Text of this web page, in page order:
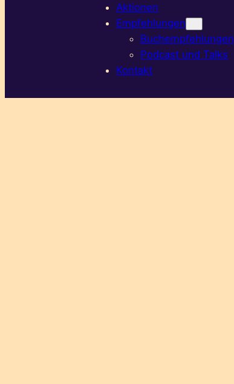
Aktionen
Empfehlungen
Buchempfehlungen
Podcast und Talks
Kontakt